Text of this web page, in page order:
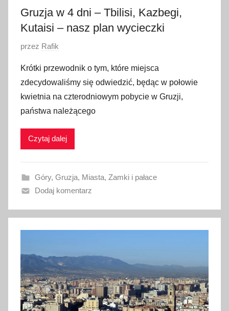
Gruzja w 4 dni – Tbilisi, Kazbegi,
Kutaisi – nasz plan wycieczki
O
u
b
l
i
w
n
o
8
k
i
e
t
n
przez Rafik
Krótki przewodnik o tym, które miejsca
zdecydowaliśmy się odwiedzić, będąc w połowie
kwietnia na czterodniowym pobycie w Gruzji,
państwa należącego
Czytaj dalej
Góry, Gruzja, Miasta, Zamki i pałace
Dodaj komentarz